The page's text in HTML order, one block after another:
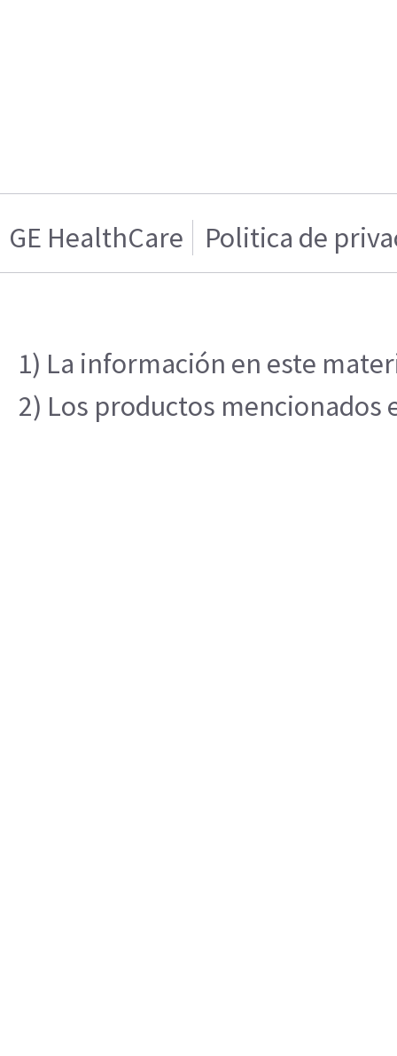
GE HealthCare Politica de
1) La información en este
2) Los productos mencionados